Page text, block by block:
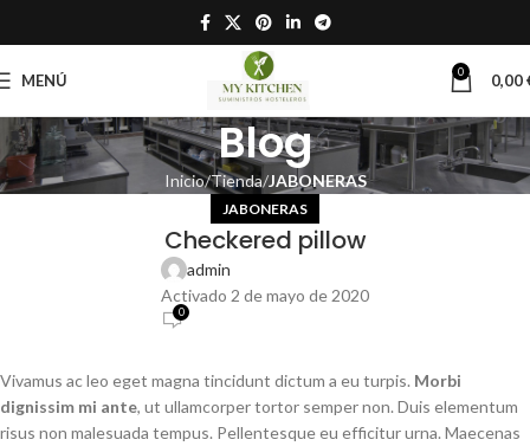
MENÚ 0 0,00
Blog
Inicio Tienda JABONERAS
JABONERAS
Checkered pillow
admin
Activado 2 de mayo de 2020
0
Vivamus ac leo eget magna tincidunt dictum a eu turpis. Morbi
dignissim mi ante, ut ullamcorper tortor semper non. Duis elementum
risus non malesuada tempus. Pellentesque eu efficitur urna. Maecenas